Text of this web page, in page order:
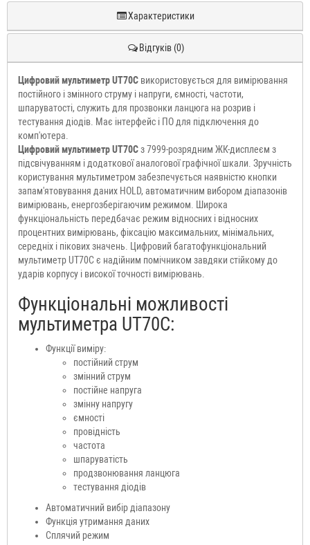
Характеристики
Відгуків (0)
Цифровий мультиметр UT70С використовується для вимірювання
постійного і змінного струму і напруги, ємності, частоти,
шпаруватості, служить для прозвонки ланцюга на розрив і
тестування діодів. Має інтерфейс і ПО для підключення до
комп'ютера.
Цифровий мультиметр UT70Сз 7999-розрядним ЖК-дисплеєм з
підсвічуванням і додаткової аналогової графічної шкали. Зручність
користування мультиметром забезпечується наявністю кнопки
запам'ятовування даних HOLD, автоматичним вибором діапазонів
вимірювань, енергозберігаючим режимом. Широка
функціональність передбачає режим відносних і відносних
процентних вимірювань, фіксацію максимальних, мінімальних,
середніх і пікових значень. Цифровий багатофункціональний
мультиметр UT70С є надійним помічником завдяки стійкому до
ударів корпусу і високої точності вимірювань.
Функціональні можливості
мультиметра UT70C:
Функції виміру:
постійний струм
змінний струм
постійне напруга
змінну напругу
ємності
провідність
частота
шпаруватість
продзвонювання ланцюга
тестування діодів
Автоматичний вибір діапазону
Функція утримання даних
Сплячий режим